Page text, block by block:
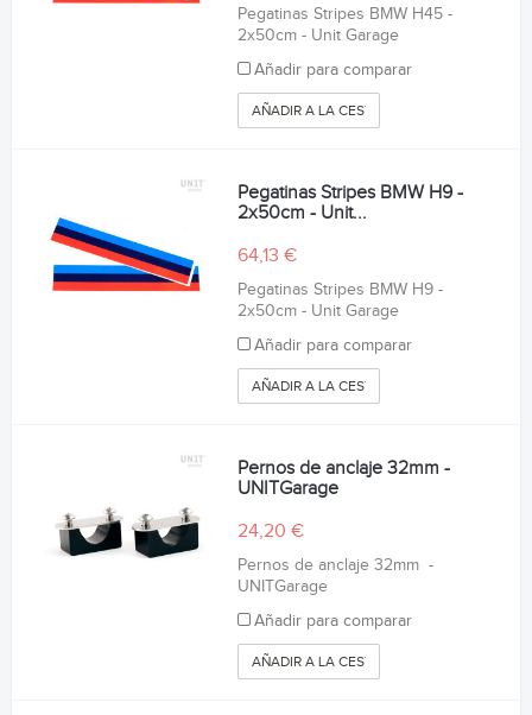
Pegatinas Stripes BMW H45 -
2x50cm - Unit Garage
Añadir para comparar
AÑADIR A LA CESTA
Pegatinas Stripes BMW H9 -
2x50cm - Unit...
64,13 €
Pegatinas Stripes BMW H9 -
2x50cm - Unit Garage
Añadir para comparar
AÑADIR A LA CESTA
Pernos de anclaje 32mm -
UNITGarage
24,20 €
Pernos de anclaje 32mm -
UNITGarage
Añadir para comparar
AÑADIR A LA CESTA